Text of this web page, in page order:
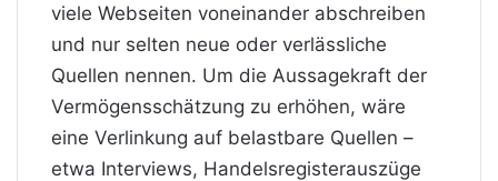
viele Webseiten voneinander abschreiben
und nur selten neue oder verlässliche
Quellen nennen. Um die Aussagekraft der
Vermögensschätzung zu erhöhen, wäre
eine Verlinkung auf belastbare Quellen –
etwa Interviews, Handelsregisterauszüge